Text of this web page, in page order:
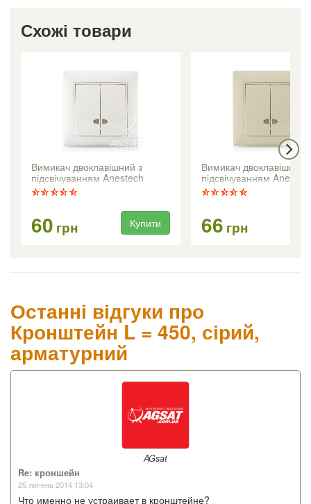
Схожі товари
Вимикач двоклавішний з
підсвічуванням Anestech
(білий)
60 грн Купити
Вимикач двоклавішний
підсвічуванням
(кремовий)
66 грн
Останні відгуки про
Кронштейн L = 450, сірий,
арматурний
AGsat
Re: кроншейн
25 липень 2014 13:04
Что именно не устраивает в кронштейне?